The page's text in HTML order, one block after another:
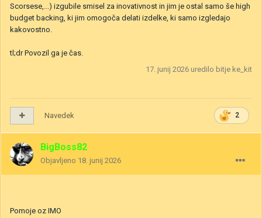
Scorsese,...) izgubile smisel za inovativnost in jim je ostal samo še high
budget backing, ki jim omogoča delati izdelke, ki samo izgledajo
kakovostno.
tl;dr Povozil ga je čas.
17. junij 2026 uredilo bitje ke_kit
2
Navedek
BigBoss82
Objavljeno 18. junij 2026
Pomoje oz IMO